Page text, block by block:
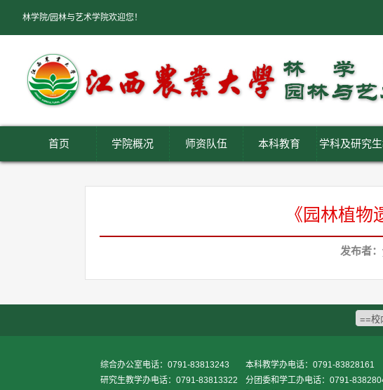
林学院/园林与艺术学院欢迎您！
首页 学院概况 师资队伍 本科教育 学科及研究
《园林植
发布者：
综合办公室电话：0791-83813243
本科教学办电话：0791-83828161
研究生教学办电话：0791-83813322
分团委和学工办电话：0791-